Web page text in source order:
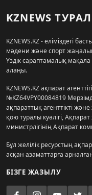
KZNEWS
KZNEWS.KZ - еліміздегі
мәдени және спорт
Үздік сараптамалық
алаңы.
KZNEWS.KZ ақпарат
№KZ64VPY00084819
ақпараттық агенттікті
қою туралы куәлігі,
министрлігінің Ақпарат
Бұл желілік ресурстың
асқан азаматтарға
БІЗГЕ ЖАЗЫЛУ